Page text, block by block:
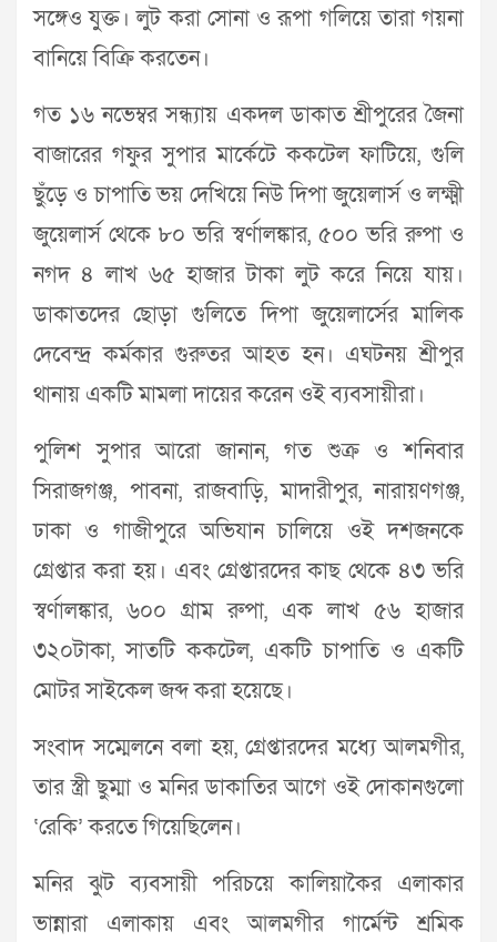
সঙ্গেও যুক্ত। লুট করা সোনা ও রূপা গলিয়ে তারা গয়না
বানিয়ে বিক্রি করতেন।
গত ১৬ নভেম্বর সন্ধ্যায় একদল ডাকাত শ্রীপুরের জৈনা
বাজারের গফুর সুপার মার্কেটে ককটেল ফাটিয়ে, গুলি
ছুঁড়ে ও চাপাতি ভয় দেখিয়ে নিউ দিপা জুয়েলার্স ও লক্ষ্মী
জুয়েলার্স থেকে ৮০ ভরি স্বর্ণালঙ্কার, ৫০০ ভরি রুপা ও
নগদ ৪ লাখ ৬৫ হাজার টাকা লুট করে নিয়ে যায়।
ডাকাতদের ছোড়া গুলিতে দিপা জুয়েলার্সের মালিক
দেবেন্দ্র কর্মকার গুরুতর আহত হন। এঘটনয় শ্রীপুর
থানায় একটি মামলা দায়ের করেন ওই ব্যবসায়ীরা।
পুলিশ সুপার আরো জানান, গত শুক্র ও শনিবার
সিরাজগঞ্জ, পাবনা, রাজবাড়ি, মাদারীপুর, নারায়ণগঞ্জ,
ঢাকা ও গাজীপুরে অভিযান চালিয়ে ওই দশজনকে
গ্রেপ্তার করা হয়। এবং গ্রেপ্তারদের কাছ থেকে ৪৩ ভরি
স্বর্ণালঙ্কার, ৬০০ গ্রাম রুপা, এক লাখ ৫৬ হাজার
৩২০টাকা, সাতটি ককটেল, একটি চাপাতি ও একটি
মোটর সাইকেল জব্দ করা হয়েছে।
সংবাদ সম্মেলনে বলা হয়, গ্রেপ্তারদের মধ্যে আলমগীর,
তার স্ত্রী ছুম্মা ও মনির ডাকাতির আগে ওই দোকানগুলো
‘রেকি’ করতে গিয়েছিলেন।
মনির ঝুট ব্যবসায়ী পরিচয়ে কালিয়াকৈর এলাকার
ভান্নারা এলাকায় এবং আলমগীর গার্মেন্ট শ্রমিক